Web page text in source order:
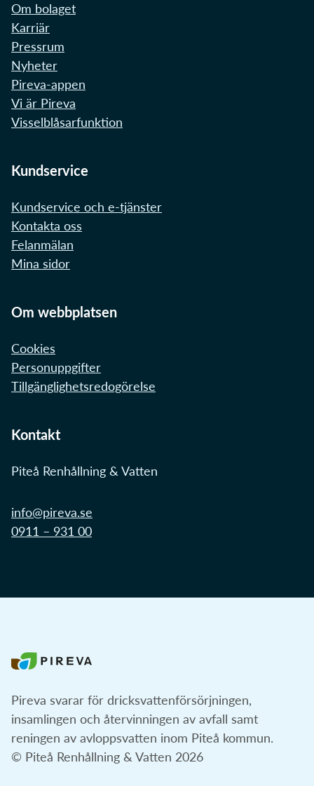
Om bolaget
Karriär
Pressrum
Nyheter
Pireva-appen
Vi är Pireva
Visselblåsarfunktion
Kundservice
Kundservice och e-tjänster
Kontakta oss
Felanmälan
Mina sidor
Om webbplatsen
Cookies
Personuppgifter
Tillgänglighetsredogörelse
Kontakt
Piteå Renhållning & Vatten
info@pireva.se
0911 – 931 00
Pireva svarar för dricksvattenförsörjningen,
insamlingen och återvinningen av avfall samt
reningen av avloppsvatten inom Piteå kommun.
© Piteå Renhållning & Vatten 2026